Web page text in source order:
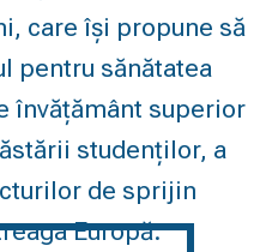
care își propune să
pentru sănătatea
învățământ superior
studenților, a
de sprijin
Europă.